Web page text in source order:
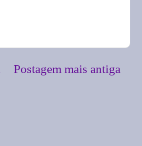
Postagem mais antiga